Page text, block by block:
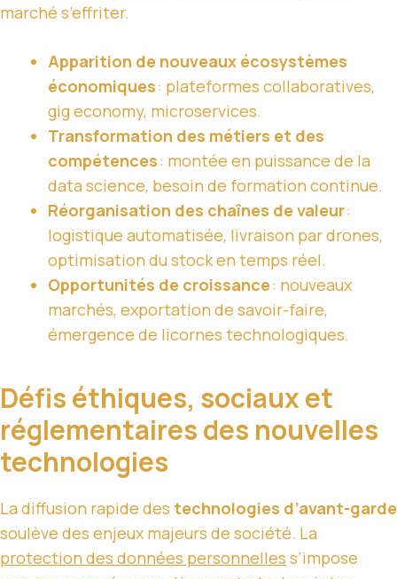
marché s’effriter.
Apparition de nouveaux écosystèmes
économiques: plateformes collaboratives,
gig economy, microservices.
Transformation des métiers et des
compétences: montée en puissance de la
data science, besoin de formation continue.
Réorganisation des chaînes de valeur:
logistique automatisée, livraison par drones,
optimisation du stock en temps réel.
Opportunités de croissance: nouveaux
marchés, exportation de savoir-faire,
émergence de licornes technologiques.
Défis éthiques, sociaux et
réglementaires des nouvelles
technologies
La diffusion rapide des technologies d’avant-garde
soulève des enjeux majeurs de société. La
protection des données personnelles s’impose